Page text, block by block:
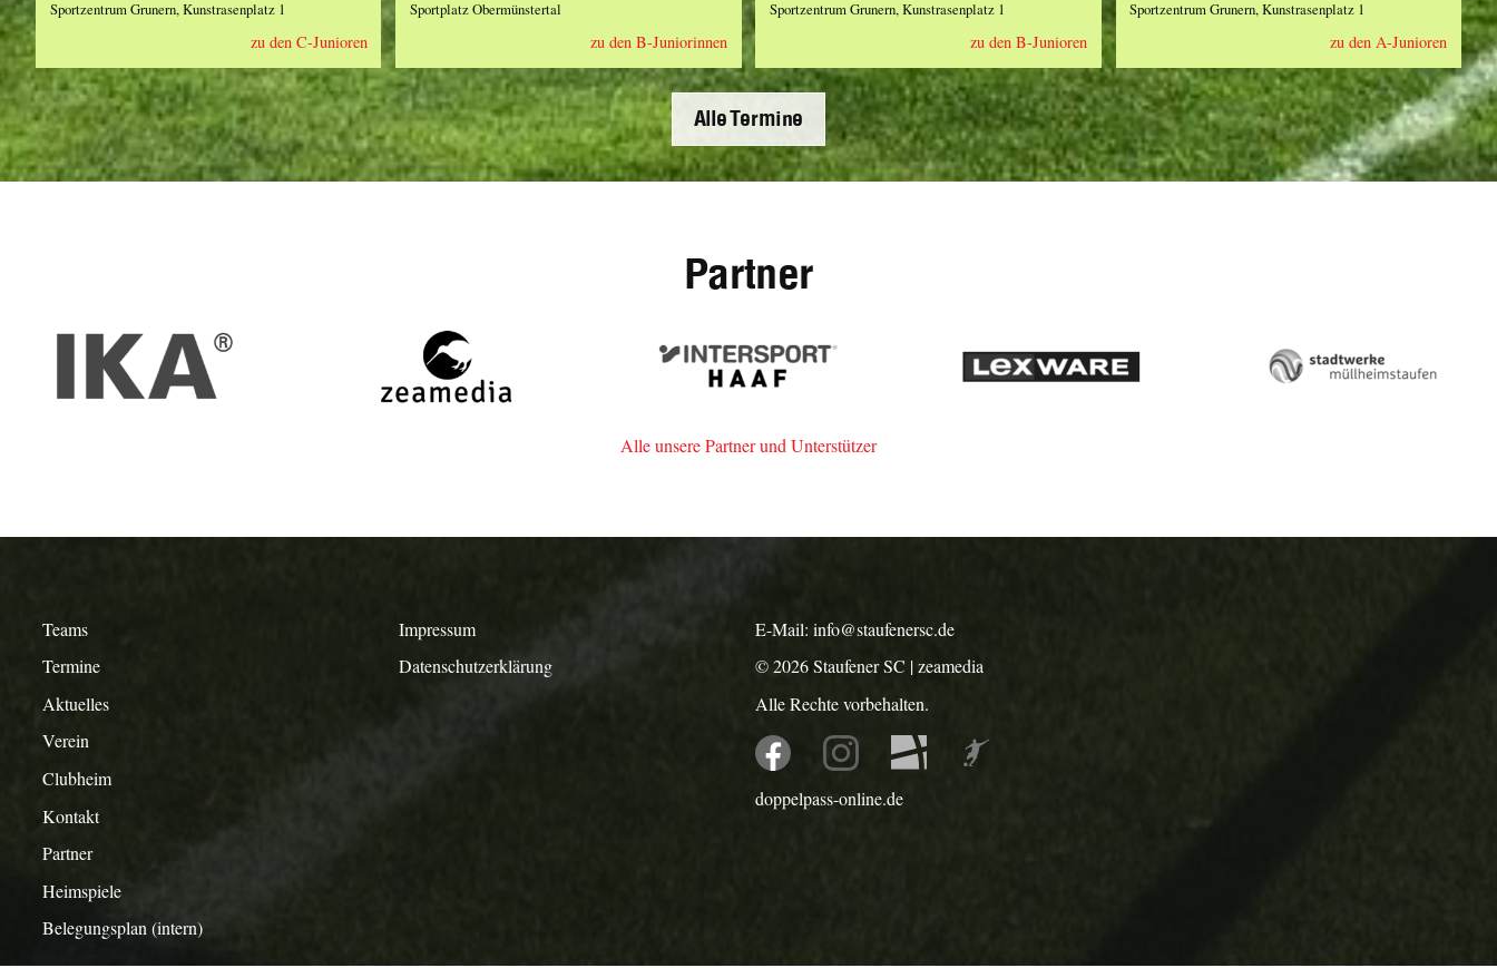
Sportzentrum Grunern, Kunstrasenplatz 1
zu den C-Junioren
Sportplatz Obermünstertal
zu den B-Juniorinnen
Sportzentrum Grunern, Kunstrasenplatz 1
zu den B-Junioren
Sportzentrum Grunern, Kunstrasenplatz 1
zu den A-Junioren
Alle Termine
Partner
IKA
zeamedia,
Werbeagentur
aus
Staufen
Haaf
Müllheim-
Staufen
Alle unsere Partner und Unterstützer
Teams
Termine
Aktuelles
Verein
Clubheim
Kontakt
Partner
Heimspiele
Belegungsplan (intern)
Impressum
Datenschutzerklärung
E-Mail:info@staufenersc.de
© 2026Staufener SC |zeamedia
Alle Rechte vorbehalten.
doppelpass-online.de